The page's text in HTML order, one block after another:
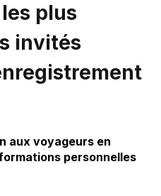
plus
invités
aux voyageurs en
personnelles